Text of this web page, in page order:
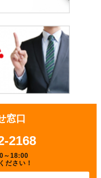
窓口
2168
～18:00
ださい！